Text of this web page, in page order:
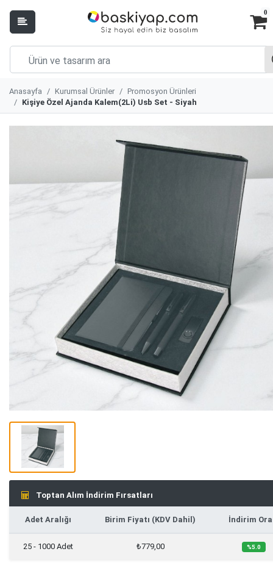
0
Anasayfa Kurumsal Ürünler
Promosyon Ürünleri
Kişiye Özel Ajanda Kalem(2Li) Usb Set - Siyah
Toptan Alım İndirim Fırsatları
Adet Aralığı Birim Fiyatı (KDV Dahil) İndirim
25 - 1000 Adet ₺779,00 %5.0